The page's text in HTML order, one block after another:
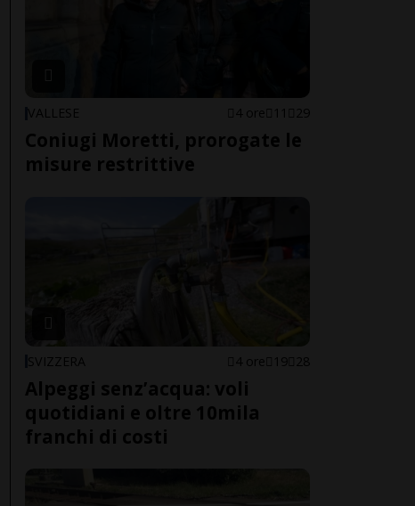
VALLESE 4 ore 11 29
Coniugi Moretti, prorogate le
misure restrittive
SVIZZERA 4 ore 19 28
Alpeggi senz’acqua: voli
quotidiani e oltre 10mila
franchi di costi